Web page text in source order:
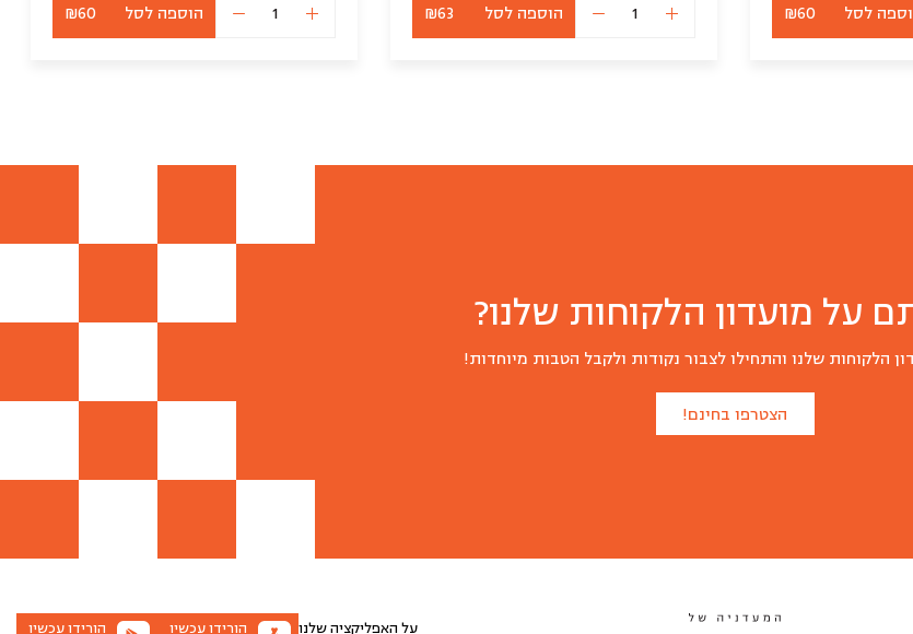
לסל ₪60
כמות
של
הוספה לסל ₪63
כמות
של
הוספה לסל ₪60
על מועדון הלקוחות שלנו?
הלקוחות שלנו והתחילו לצבור נקודות ולקבל הטבות מיוחדות!
הצטרפו בחינם!
על האפליקציה שלנו הורידו עכשיו הורידו עכשיו